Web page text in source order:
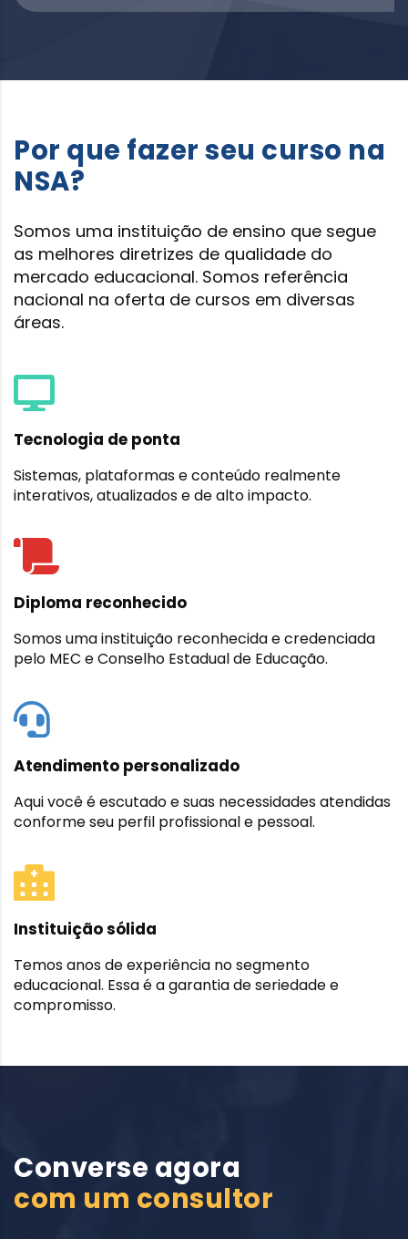
Por que fazer seu curso na
NSA?
Somos uma instituição de ensino que segue
as melhores diretrizes de qualidade do
mercado educacional. Somos referência
nacional na oferta de cursos em diversas
áreas.
Tecnologia de ponta
Sistemas, plataformas e conteúdo realmente
interativos, atualizados e de alto impacto.
Diploma reconhecido
Somos uma instituição reconhecida e credenciada
pelo MEC e Conselho Estadual de Educação.
Atendimento personalizado
Aqui você é escutado e suas necessidades atendidas
conforme seu perfil profissional e pessoal.
Instituição sólida
Temos anos de experiência no segmento
educacional. Essa é a garantia de seriedade e
compromisso.
Converse agora
com um consultor